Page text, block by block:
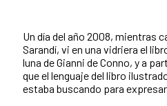
Un día del año 2008, mientras
Sarandí, vi en una vidriera el
luna de Gianni de Conno, y a
que el lenguaje del libro
estaba buscando para